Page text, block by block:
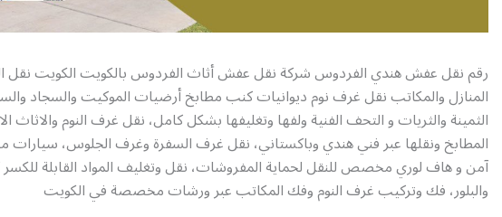
رقم نقل عفش هندي الفردوس شركة نقل عفش أثاث الفردوس بالكويت الكويت نقل
المنازل والمكاتب نقل غرف نوم ديوانيات كنب مطابخ أرضيات الموكيت والسجاد
الثمينة والثريات و التحف الفنية ولفها وتغليفها بشكل كامل، نقل غرف النوم والاثاث
المطابخ ونقلها عبر فني هندي وباكستاني، نقل غرف السفرة وغرف الجلوس،
آمن و هاف لوري مخصص للنقل لحماية المفروشات، نقل وتغليف المواد القابلة للكسر
والبلور، فك وتركيب غرف النوم وفك المكاتب عبر ورشات مخصصة في الكويت